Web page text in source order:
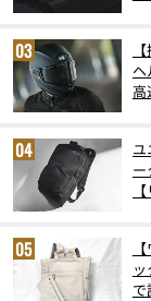
高
で